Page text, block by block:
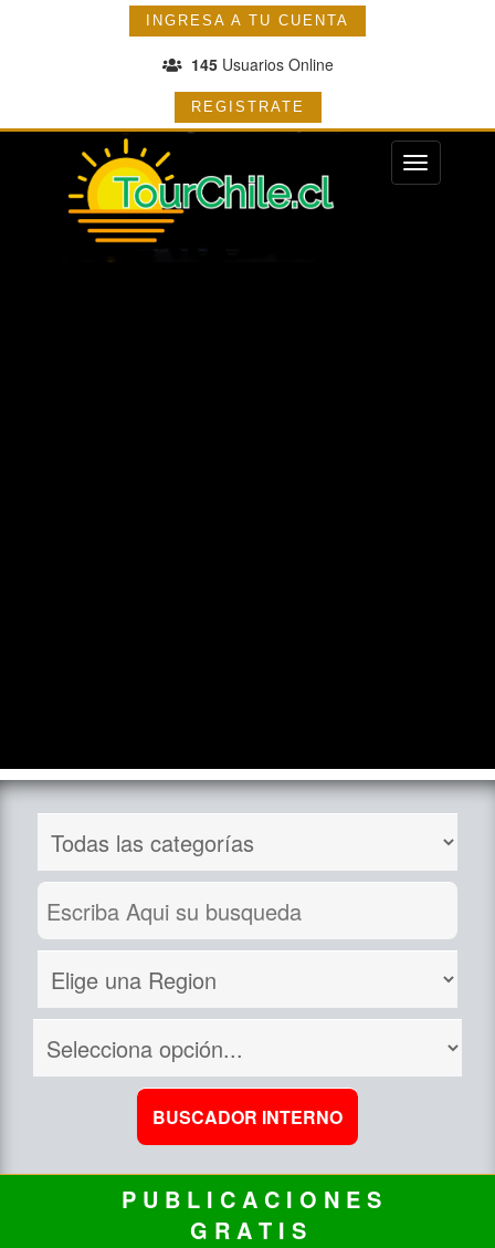
INGRESA A TU CUENTA
145Usuarios Online
REGISTRATE
Menu
P U B L I C A C I O N E S
G R A T I S